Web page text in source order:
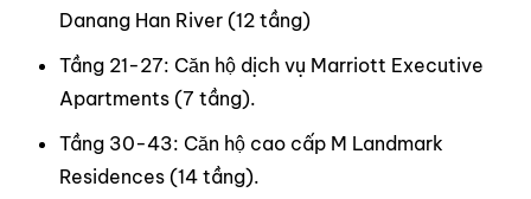
Danang Han River (12 tầng)
Tầng 21-27: Căn hộ dịch vụ Marriott Executive
Apartments (7 tầng).
Tầng 30-43: Căn hộ cao cấp M Landmark
Residences (14 tầng).